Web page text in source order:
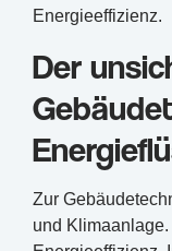
Energieeffizienz.
Der
Zur
und